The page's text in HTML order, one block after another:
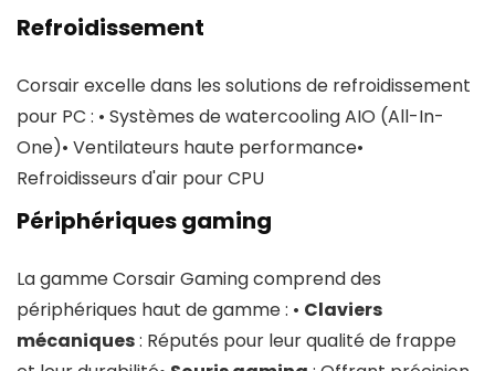
Refroidissement
Corsair excelle dans les solutions de refroidissement
pour PC : • Systèmes de watercooling AIO (All-In-
One)• Ventilateurs haute performance•
Refroidisseurs d'air pour CPU
Périphériques gaming
La gamme Corsair Gaming comprend des
périphériques haut de gamme : • Claviers
mécaniques: Réputés pour leur qualité de frappe